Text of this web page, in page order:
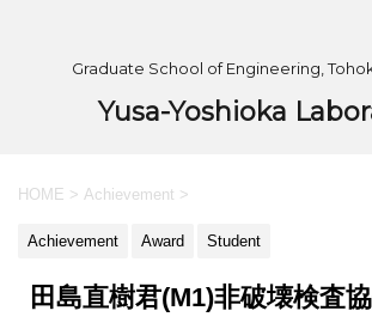
Graduate School of Engineering,
Yusa-Yoshioka
HOME > Achievement >
Achievement Award Student
田島直樹君(M1)非破壊検査